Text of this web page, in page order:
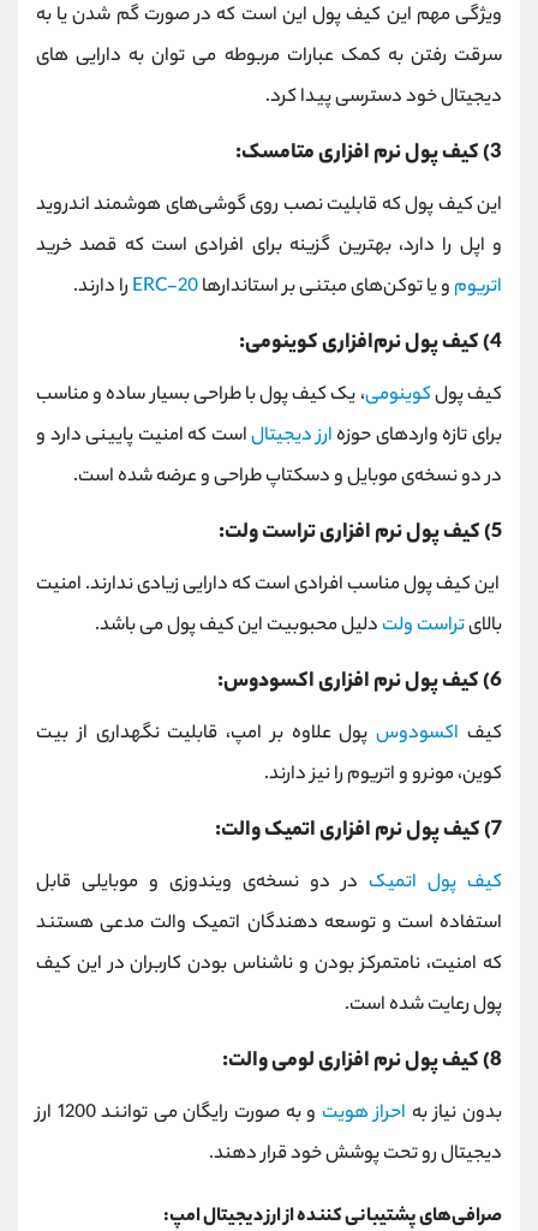
ویژگی مهم این کیف پول این است که در صورت گم شدن یا به
سرقت رفتن به کمک عبارات مربوطه می توان به دارایی های
دیجیتال خود دسترسی پیدا کرد.
3) کیف پول نرم افزاری متامسک:
این کیف پول که قابلیت نصب روی گوشی‌های هوشمند اندروید
و اپل را دارد، بهترین گزینه برای افرادی است که قصد خرید
اتریوم و یا توکن‌های مبتنی بر استاندارهاERC-20 را دارند.
4) کیف پول نرم‌افزاری کوینومی:
کیف پولکوینومی، یک کیف پول با طراحی بسیار ساده و مناسب
برای تازه واردهای حوزهارز دیجیتالاست که امنیت پایینی دارد و
در دو نسخه‌ی موبایل و دسکتاپ طراحی و عرضه شده است.
5) کیف پول نرم افزاری تراست ولت:
این کیف پول مناسب افرادی است که دارایی زیادی ندارند. امنیت
بالایتراست ولت دلیل محبوبیت این کیف پول می باشد.
6) کیف پول نرم افزاری اکسودوس:
کیف اکسودوسپول علاوه بر امپ، قابلیت نگهداری از بیت
کوین، مونرو و اتریوم را نیز دارند.
7) کیف پول نرم افزاری اتمیک والت:
کیف پول اتمیک در دو نسخه‌ی ویندوزی و موبایلی قابل
استفاده است و توسعه دهندگان اتمیک والت مدعی هستند
که امنیت، نامتمرکز بودن و ناشناس بودن کاربران در این کیف
پول رعایت شده است.
8) کیف پول نرم افزاری لومی والت:
بدون نیاز به احراز هویت
و به صورت رایگان می توانند 1200 ارز
دیجیتال رو تحت پوشش خود قرار دهند.
صرافی‌های پشتیبانی کننده از ارز دیجیتال امپ: